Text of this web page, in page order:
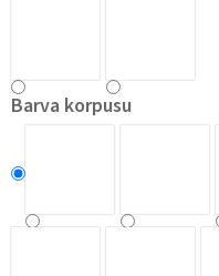
Barva korpusu